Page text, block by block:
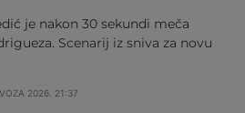
je nakon 30 sekundi meča
Scenarij iz sniva za novu
2026. 21:37